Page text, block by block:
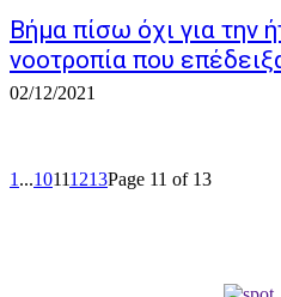
Βήμα πίσω όχι για την
νοοτροπία που
02/12/2021
1 ...10111213Page 11 of 13